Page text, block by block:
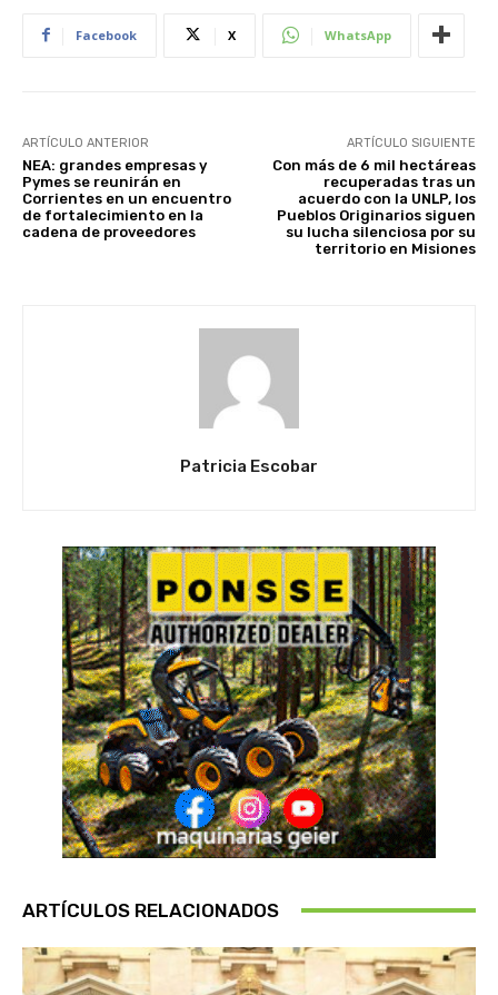
Facebook X WhatsApp
ARTÍCULO ANTERIOR
NEA: grandes empresas y
Pymes se reunirán en
Corrientes en un encuentro
de fortalecimiento en la
cadena de proveedores
ARTÍCULO SIGUIENTE
Con más de 6 mil hectáreas
recuperadas tras un
acuerdo con la UNLP, los
Pueblos Originarios siguen
su lucha silenciosa por su
territorio en Misiones
Patricia Escobar
ARTÍCULOS RELACIONADOS